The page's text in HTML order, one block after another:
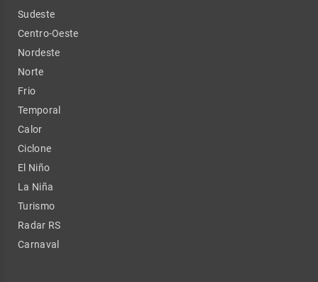
Sudeste
Centro-Oeste
Nordeste
Norte
Frio
Temporal
Calor
Ciclone
El Niño
La Niña
Turismo
Radar RS
Carnaval